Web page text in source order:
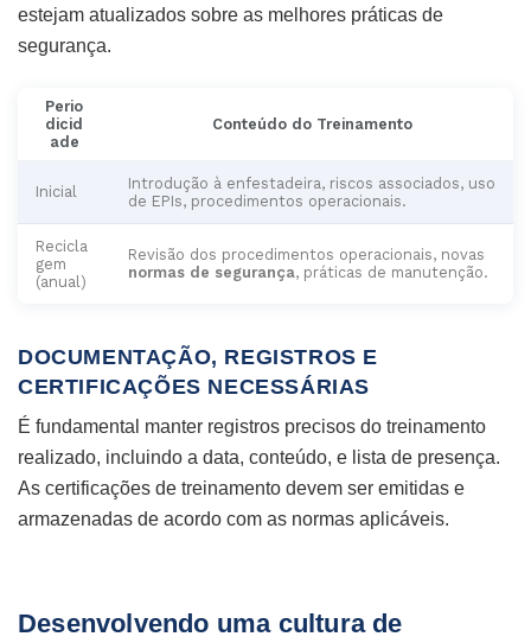
estejam atualizados sobre as melhores práticas de
segurança.
Perio
dicid
ade
Conteúdo do Treinamento
Inicial
Introdução à enfestadeira, riscos associados, uso
de EPIs, procedimentos operacionais.
Recicla
gem
(anual)
Revisão dos procedimentos operacionais, novas
normas de segurança, práticas de manutenção.
DOCUMENTAÇÃO, REGISTROS E
CERTIFICAÇÕES NECESSÁRIAS
É fundamental manter registros precisos do treinamento
realizado, incluindo a data, conteúdo, e lista de presença.
As certificações de treinamento devem ser emitidas e
armazenadas de acordo com as normas aplicáveis.
Desenvolvendo uma cultura de